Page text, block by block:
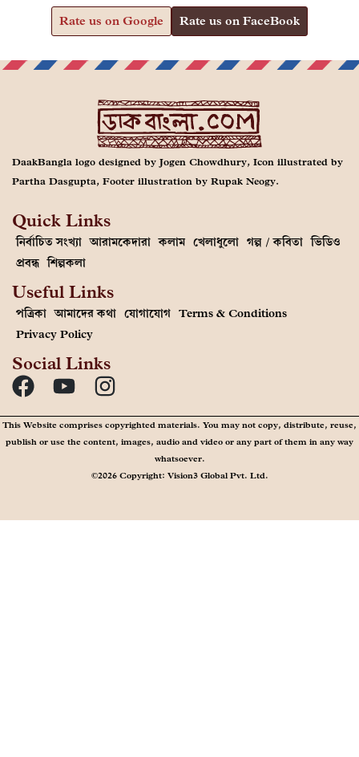
Rate us on Google Rate us on FaceBook
DaakBangla logo designed by Jogen Chowdhury, Icon illustrated by
Partha Dasgupta, Footer illustration by Rupak Neogy.
Quick Links
নির্বাচিত সংখ্যা আরামকেদারা কলাম খেলাধুলো গল্প / কবিতা ভিডিও
প্রবন্ধ শিল্পকলা
Useful Links
পত্রিকা আমাদের কথা যোগাযোগ Terms & Conditions
Privacy Policy
Social Links
This Website comprises copyrighted materials. You may not copy, distribute, reuse,
publish or use the content, images, audio and video or any part of them in any way
whatsoever.
©2026 Copyright: Vision3 Global Pvt. Ltd.